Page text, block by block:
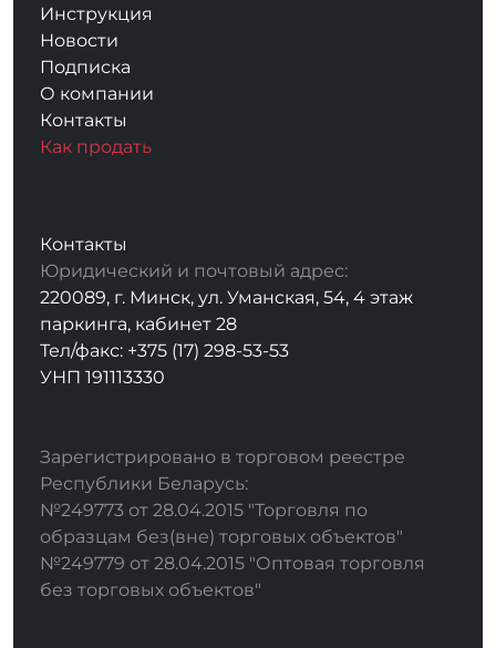
Инструкция
Новости
Подписка
О компании
Контакты
Как продать
Контакты
Юридический и почтовый адрес:
220089, г. Минск, ул. Уманская, 54, 4 этаж
паркинга, кабинет 28
Тел/факс: +375 (17) 298-53-53
УНП 191113330
Зарегистрировано в торговом реестре
Республики Беларусь:
№249773 от 28.04.2015 "Торговля по
образцам без(вне) торговых объектов"
№249779 от 28.04.2015 "Оптовая торговля
без торговых объектов"